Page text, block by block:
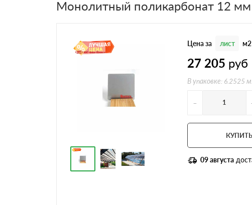
Профилированный поликарбонат
Комплектующие для поликарбоната
Монолитный поликарбонат 12
Цена за лист м2
27 205 руб
В упаковке: 6.2525
-
09 августа